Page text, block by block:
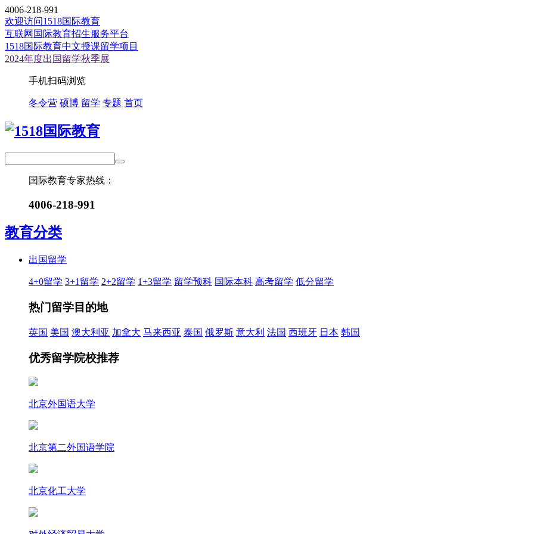
4006-218-991
欢迎访问1518国际教育
互联网国际教育招生服务平台
1518国际教育中文授课留学项目
2024年度出国留学秋季展
手机扫码浏览
冬令营 硕博 留学 专题 首页
国际教育专家热线：
4006-218-991
教育分类
出国留学
4+0留学 3+1留学 2+2留学 1+3留学 留学预科 国际本科 高考留学 低分留学
热门留学目的地
英国 美国 澳大利亚 加拿大 马来西亚 泰国 俄罗斯 意大利 法国 西班牙 日本 韩国
优秀留学院校推荐
北京外国语大学
北京第二外国语学院
北京化工大学